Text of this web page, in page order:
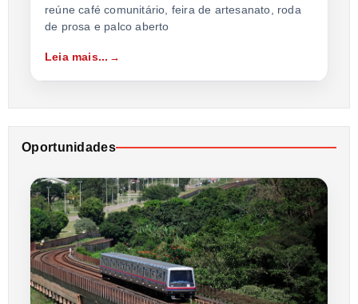
reúne café comunitário, feira de artesanato, roda
de prosa e palco aberto
Leia mais...
Oportunidades